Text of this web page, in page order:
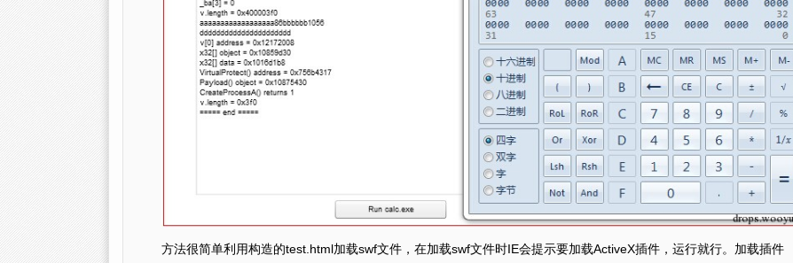
方法很简单利用构造的test.html加载swf文件，在加载swf文件时IE会提示要加载ActiveX插件，运行就行。加载插件